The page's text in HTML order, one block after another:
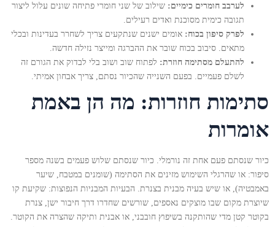
לערבב חומרים כימיים: שילוב של שני חומרי פתיחה שונים עלול ליצור
תגובה כימית מסוכנת ואדים רעילים.
לפרק סיפון בכוח: אומים ישנים שנתקעים צריך לשחרר בעדינות ובכלי
מתאים. סיבוב בכוח שובר את ההברגה ומייצר נזילה חדשה.
להתעלם מסתימה חוזרת: לפתוח שוב ושוב בלי לבדוק את הגורם זה
לשלם פעמיים. בפעם השנייה שהכיור נסתם, צריך אבחון אמיתי.
סתימות חוזרות: מה הן באמת
אומרות
כיור שנסתם פעם אחת זה נורמלי. כיור שנסתם שלוש פעמים בשנה מספר
סיפור: או שהרגלי השימוש מזינים את הסתימה (שומנים במטבח, שיער
באמבטיה), או שיש בעיה מבנית בצנרת. הבעיות המבניות הנפוצות: שקיעת קו
שיוצרת מקום שבו מוצקים נאספים, שורשים שחדרו דרך חיבור ישן, צנרת
בקוטר קטן מדי שהותקנה בשיפוץ חובבני, או אבנית ותיקה שהצרה את הקוטר.